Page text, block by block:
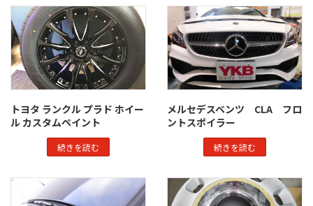
トヨタ ランクル プラド ホイー
ル カスタムペイント
続きを読む
メルセデスベンツ CLA フロ
ントスポイラー
続きを読む